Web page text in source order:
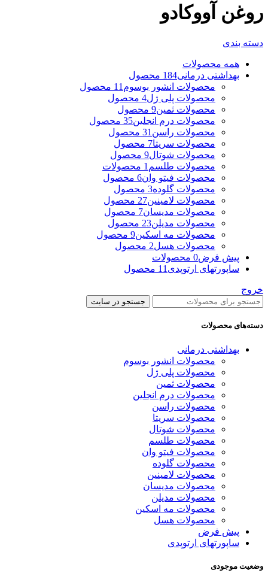
روغن آووکادو
دسته بندی
همه محصولات
بهداشتی درمانی184 محصول
محصولات انشور بوسوم 11 محصول
محصولات پلی ژل4 محصول
محصولات ثمین9 محصول
محصولات درم انجلین35 محصول
محصولات راسن 31 محصول
محصولات سریتا7 محصول
محصولات شوتال9 محصول
محصولات طلسم 1 محصولات
محصولات فیتو وان6 محصول
محصولات گلوده3 محصول
محصولات لامینین27 محصول
محصولات مدیسان7 محصول
محصولات مدیلن23 محصول
محصولات مه اسکین9 محصول
محصولات هسل2 محصول
پیش فرض0 محصولات
ساپورتهای ارتوپدی 11 محصول
خروج
جستجو در سایت
دسته‌های محصولات
بهداشتی درمانی
محصولات انشور بوسوم
محصولات پلی ژل
محصولات ثمین
محصولات درم انجلین
محصولات راسن
محصولات سریتا
محصولات شوتال
محصولات طلسم
محصولات فیتو وان
محصولات گلوده
محصولات لامینین
محصولات مدیسان
محصولات مدیلن
محصولات مه اسکین
محصولات هسل
پیش فرض
ساپورتهای ارتوپدی
وضعیت موجودی